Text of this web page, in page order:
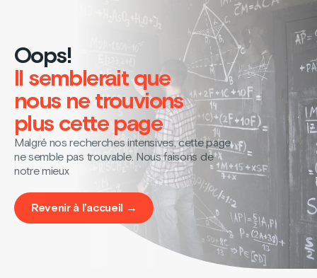
Oops!
Il semblerait que
nous ne trouvions
plus cette page
Malgré nos recherches intensives, cette page
ne semble pas trouvable. Nous faisons de
notre mieux
Revenir à l’accueil →